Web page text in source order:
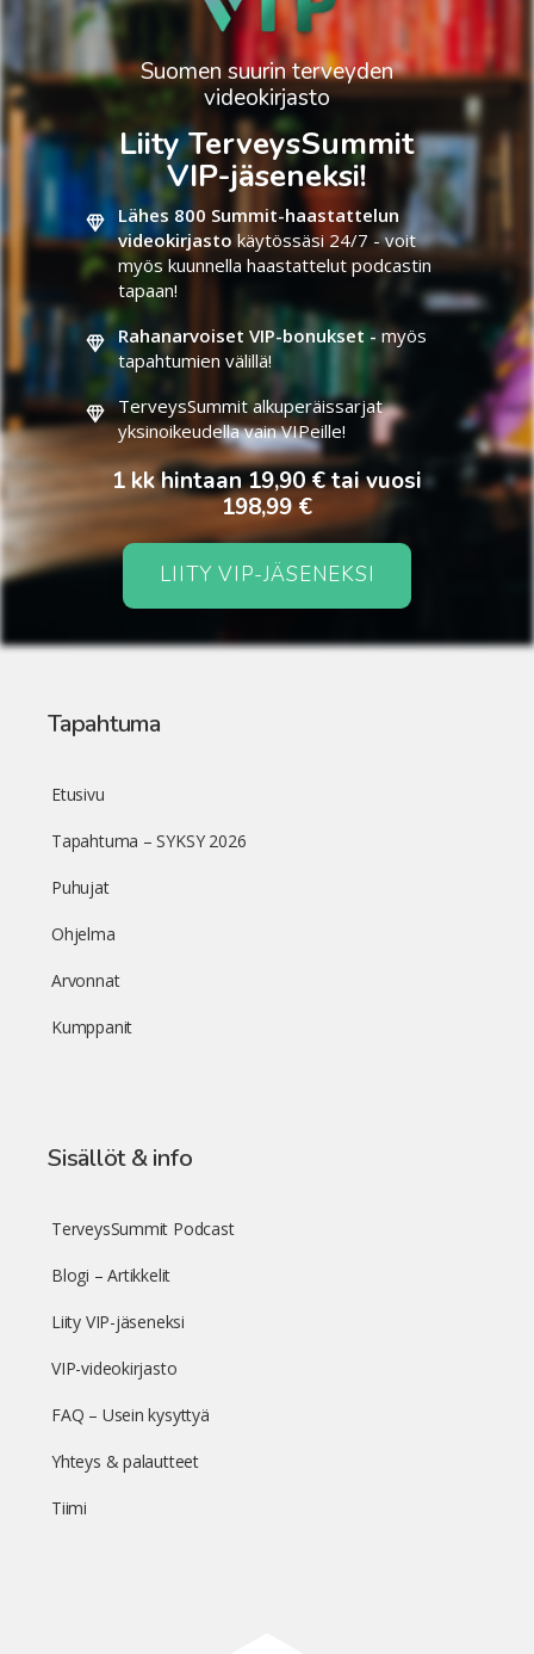
Suomen suurin terveyden
videokirjasto
Liity TerveysSummit
VIP-jäseneksi!
Lähes 800 Summit-haastattelun
videokirjasto käytössäsi 24/7 - voit
myös kuunnella haastattelut podcastin
tapaan!
Rahanarvoiset VIP-bonukset -myös
tapahtumien välillä!
TerveysSummit alkuperäissarjat
yksinoikeudella vain VIPeille!
1 kk hintaan 19,90 € tai vuosi
198,99 €
LIITY VIP-JÄSENEKSI
Tapahtuma
Etusivu
Tapahtuma – SYKSY 2026
Puhujat
Ohjelma
Arvonnat
Kumppanit
Sisällöt & info
TerveysSummit Podcast
Blogi – Artikkelit
Liity VIP-jäseneksi
VIP-videokirjasto
FAQ – Usein kysyttyä
Yhteys & palautteet
Tiimi